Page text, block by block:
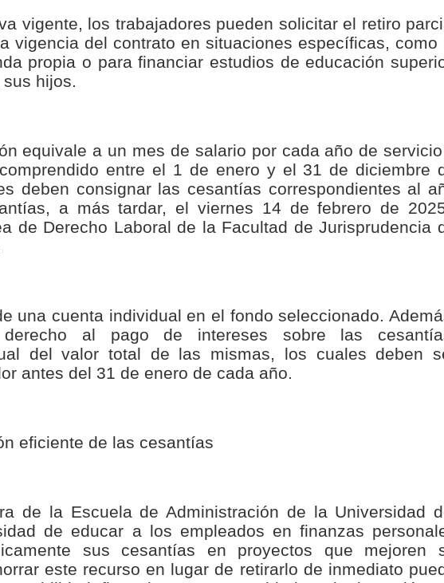
vigente, los trabajadores pueden solicitar el retiro
vigencia del contrato en situaciones específicas, como
propia o para financiar estudios de educación
hijos.
equivale a un mes de salario por cada año de
entre el 1 de enero y el 31 de diciembre
deben consignar las cesantías correspondientes al
a más tardar, el viernes 14 de febrero de
de Derecho Laboral de la Facultad de Jurisprudencia
una cuenta individual en el fondo seleccionado.
al pago de intereses sobre las
del valor total de las mismas, los cuales deben
antes del 31 de enero de cada año.
eficiente de las cesantías
de la Escuela de Administración de la Universidad
de educar a los empleados en finanzas
sus cesantías en proyectos que mejoren
este recurso en lugar de retirarlo de inmediato